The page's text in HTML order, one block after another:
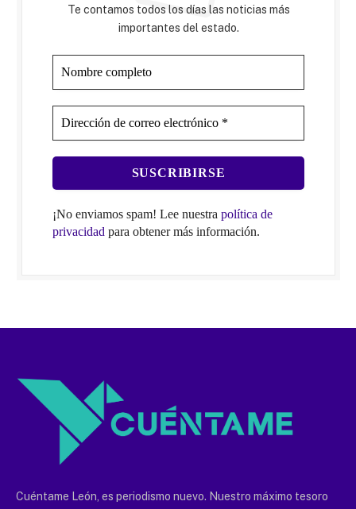
Te contamos todos los días las noticias más
importantes del estado.
¡No enviamos spam! Lee nuestra política de
privacidad para obtener más información.
Cuéntame León, es periodismo nuevo. Nuestro máximo tesoro